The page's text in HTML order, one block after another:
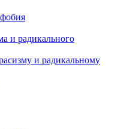
и радикального
и радикальному